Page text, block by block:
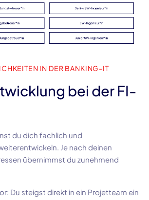
IN DER BANKING-IT
bei der FI-
du dich fachlich und
Je nach deinen
übernimmst du zunehmend
Du steigst direkt in ein Projetteam ein